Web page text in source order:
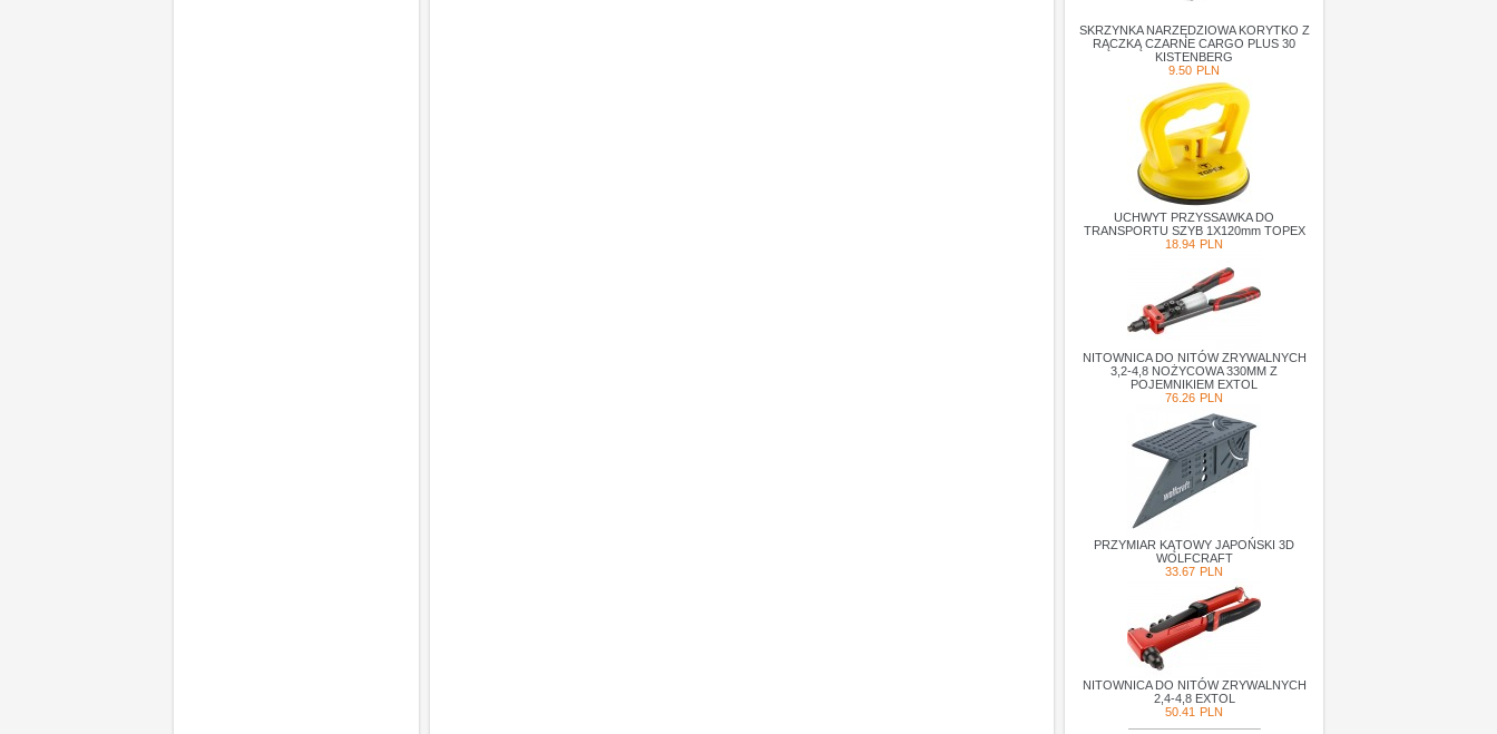
SKRZYNKA NARZĘDZIOWA KORYTKO Z
RĄCZKĄ CZARNE CARGO PLUS 30
KISTENBERG
9.50 PLN
UCHWYT PRZYSSAWKA DO
TRANSPORTU SZYB 1X120mm TOPEX
18.94 PLN
NITOWNICA DO NITÓW ZRYWALNYCH
3,2-4,8 NOŻYCOWA 330MM Z
POJEMNIKIEM EXTOL
76.26 PLN
PRZYMIAR KĄTOWY JAPOŃSKI 3D
WOLFCRAFT
33.67 PLN
NITOWNICA DO NITÓW ZRYWALNYCH
2,4-4,8 EXTOL
50.41 PLN